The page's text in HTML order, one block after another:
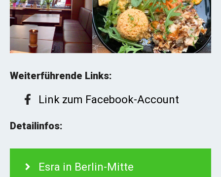
Weiterführende Links:
Link zum Facebook-Account
Detailinfos:
Esra in Berlin-Mitte